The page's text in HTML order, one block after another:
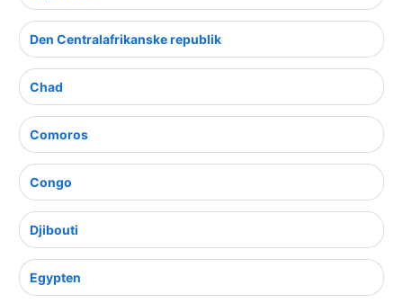
Den Centralafrikanske republik
Chad
Comoros
Congo
Djibouti
Egypten